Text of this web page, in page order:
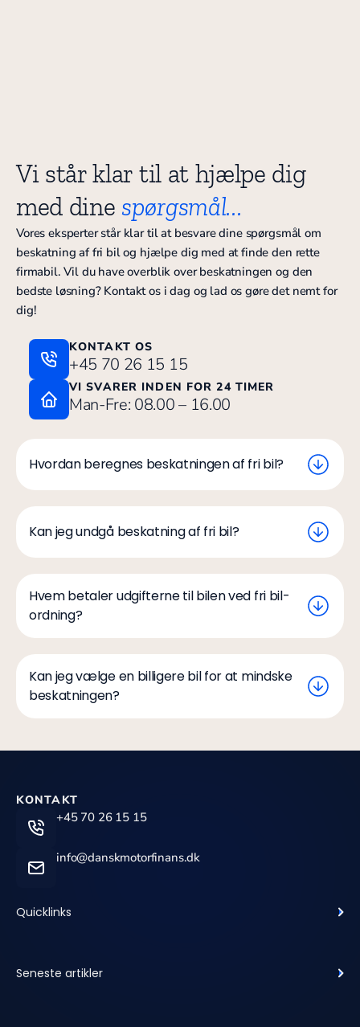
Vi står klar til at hjælpe dig
med dine spørgsmål...
Vores eksperter står klar til at besvare dine spørgsmål om
beskatning af fri bil og hjælpe dig med at finde den rette
firmabil. Vil du have overblik over beskatningen og den
bedste løsning? Kontakt os i dag og lad os gøre det nemt for
dig!
KONTAKT OS
+45 70 26 15 15
VI SVARER INDEN FOR 24 TIMER
Man-Fre: 08.00 – 16.00
Hvordan beregnes beskatningen af fri bil?
Kan jeg undgå beskatning af fri bil?
Hvem betaler udgifterne til bilen ved fri bil-
ordning?
Kan jeg vælge en billigere bil for at mindske
beskatningen?
KONTAKT
+45 70 26 15 15
info@danskmotorfinans.dk
Quicklinks
Seneste artikler